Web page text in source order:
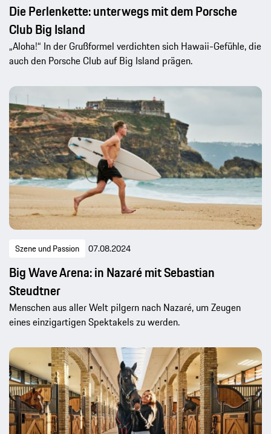
Die Perlenkette: unterwegs mit dem Porsche
Club Big Island
„Aloha!“ In der Grußformel verdichten sich Hawaii-Gefühle, die
auch den Porsche Club auf Big Island prägen.
Szene und Passion 07.08.2024
Big Wave Arena: in Nazaré mit Sebastian
Steudtner
Menschen aus aller Welt pilgern nach Nazaré, um Zeugen
eines einzigartigen Spektakels zu werden.